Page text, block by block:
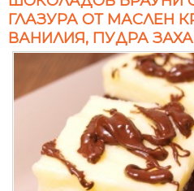
ГЛАЗУРА ОТ МАСЛЕН
ВАНИЛИЯ, ПУДРА